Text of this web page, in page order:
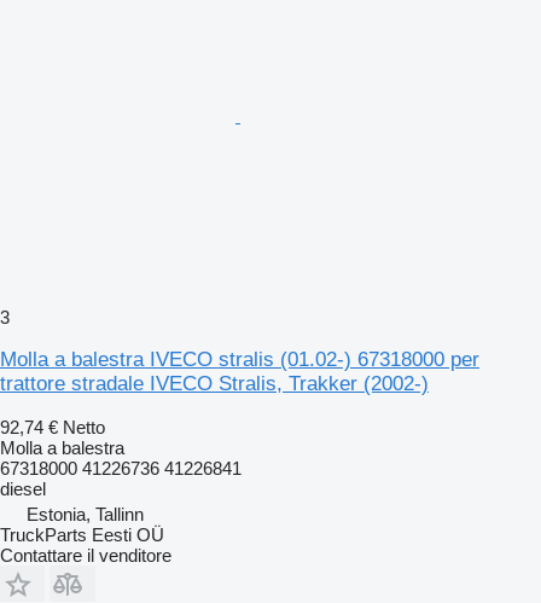
3
Molla a balestra IVECO stralis (01.02-) 67318000 per
trattore stradale IVECO Stralis, Trakker (2002-)
92,74 € Netto
Molla a balestra
67318000 41226736 41226841
diesel
Estonia, Tallinn
TruckParts Eesti OÜ
Contattare il venditore